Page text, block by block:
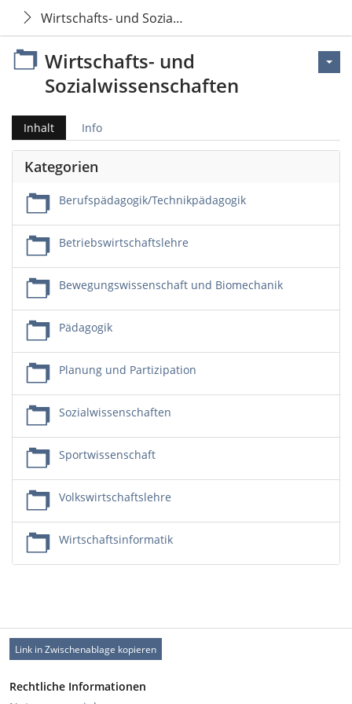
Wirtschafts- und Sozialwissenschaften
Wirtschafts- und
Sozialwissenschaften
Inhalt Info
Kategorien
Berufspädagogik/Technikpädagogik
Betriebswirtschaftslehre
Bewegungswissenschaft und Biomechanik
Pädagogik
Planung und Partizipation
Sozialwissenschaften
Sportwissenschaft
Volkswirtschaftslehre
Wirtschaftsinformatik
Link in Zwischenablage kopieren
Rechtliche Informationen